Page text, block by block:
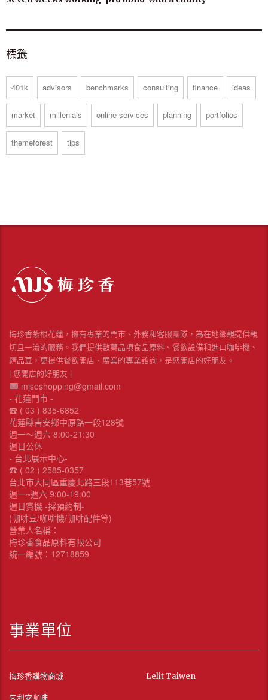
標籤
401k advisors benchmarks consulting finance ideas
market millenials online services planning portfolios
themeforest tips
梅珍香紮根花蓮，擁有專業的門市、外務和客服團隊，為在地鄉親提供親
切且一流的服務。我們提供數萬品項食品原料、餐飲設備和進口咖啡機、
精品豆，更提供餐飲開店、展業的專業諮詢，是您開店的好朋友。
| 您開店的好朋友 |
mjseshopping@gmail.com
- 花蓮門市 -
☎︎ ( 03 ) 835-6852
花蓮縣吉安鄉中原路一段128號
週一～週六 8:00-21:30
週日公休
- 台北展示中心-
☎︎ ( 02 ) 2585-0357
台北市大同區重慶北路三段113巷57號
週一~週六 9:00-19:00
週日賞機 -採預約制-
(咖啡豆/咖啡機/咖啡配件等)
營業人名稱：
梅珍香食品原料有限公司
統一編號：12718859
事業單位
梅珍香購物商城 Lelit Taiwen
朱利安咖啡